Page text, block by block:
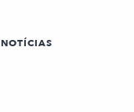
NOTÍCIAS